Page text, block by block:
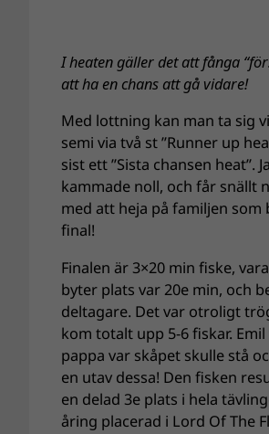
I heaten gäller det att fånga
att ha en chans att gå vidare!
Med lottning kan man ta sig
semi via två st ”Runner up
sist ett ”Sista chansen heat”.
kammade noll, och får snällt
med att heja på familjen som
final!
Finalen är 3×20 min fiske,
byter plats var 20e min, och
deltagare. Det var otroligt
kom totalt upp 5-6 fiskar. Emil
pappa var skåpet skulle stå
en utav dessa! Den fisken
en delad 3e plats i hela
åring placerad i Lord Of The